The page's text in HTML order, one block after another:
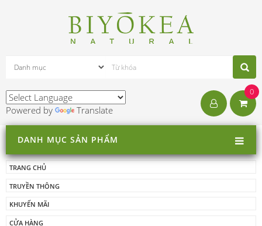
Powered by Translate
0
DANH MỤC SẢN PHẨM
TRANG CHỦ
TRUYỀN THÔNG
KHUYẾN MÃI
CỬA HÀNG